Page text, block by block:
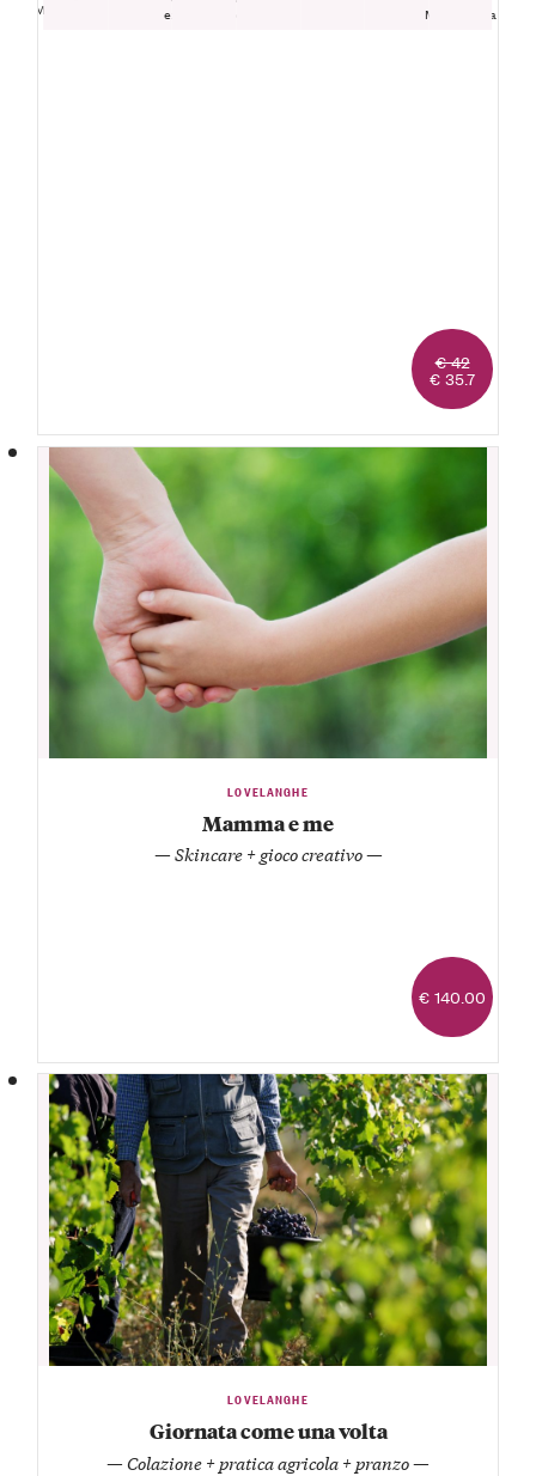
Miele di tiglio extra di pere Madernassa
€ 42
€ 35.7
LOVELANGHE
Mamma e me
— Skincare + gioco creativo —
€ 140.00
LOVELANGHE
Giornata come una volta
— Colazione + pratica agricola + pranzo —